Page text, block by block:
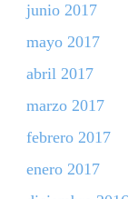
junio 2017
mayo 2017
abril 2017
marzo 2017
febrero 2017
enero 2017